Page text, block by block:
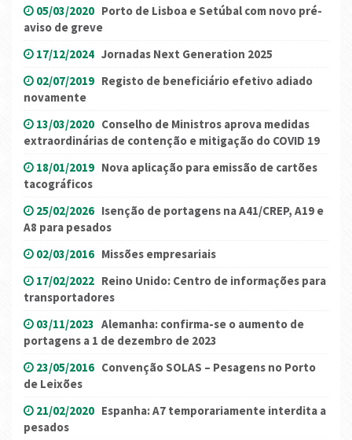
05/03/2020 Porto de Lisboa e Setúbal com novo pré-
aviso de greve
17/12/2024 Jornadas Next Generation 2025
02/07/2019 Registo de beneficiário efetivo adiado
novamente
13/03/2020 Conselho de Ministros aprova medidas
extraordinárias de contenção e mitigação do COVID 19
18/01/2019 Nova aplicação para emissão de cartões
tacográficos
25/02/2026 Isenção de portagens na A41/CREP, A19 e
A8 para pesados
02/03/2016 Missões empresariais
17/02/2022 Reino Unido: Centro de informações para
transportadores
03/11/2023 Alemanha: confirma-se o aumento de
portagens a 1 de dezembro de 2023
23/05/2016 Convenção SOLAS – Pesagens no Porto
de Leixões
21/02/2020 Espanha: A7 temporariamente interdita a
pesados